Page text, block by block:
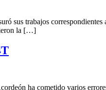
trabajos correspondientes
la […]
ha cometido varios